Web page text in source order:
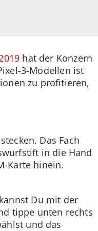
hat der Konzern
3-Modellen ist
zu profitieren,
Das Fach
in die Hand
Karte hinein.
Du mit der
tippe unten rechts
und das